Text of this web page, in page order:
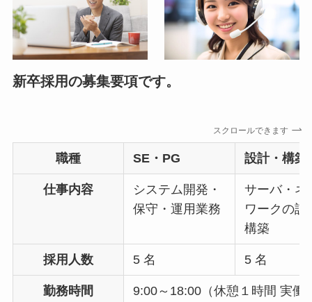
新卒採用の募集要項です。
スクロールできます
職種 SE・PG 設計・構築
仕事内容
システム開発・
保守・運用業務
サーバ・ネ
ワークの設
構築
採用人数 5 名 5 名
勤務時間
9:00～18:00（休憩１時間 実